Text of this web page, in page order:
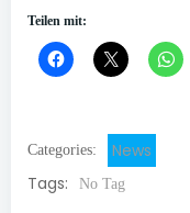
Teilen mit:
Categories:
News
Tags:
No Tag